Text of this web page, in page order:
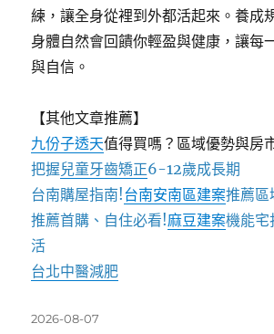
練，讓全身從裡到外都活起來。養成
身體自然會回饋你輕盈與健康，讓每
與自信。
【其他文章推薦】
九份子透天值得買嗎？區域優勢與房
把握兒童牙齒矯正6-12歲成長期
台南購屋指南!台南安南區建案推薦區
推薦首購、自住必看!麻豆建案機能宅
活
台北中醫減肥
發
2026-08-07